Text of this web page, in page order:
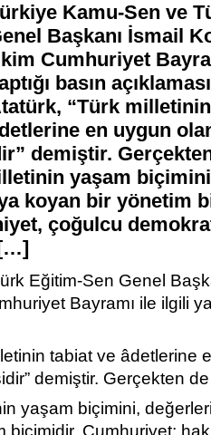
Kamu-Sen ve
Başkanı İsmail
Cumhuriyet
basın
“Türk
en uygun
demiştir.
yaşam
koyan bir yönetim
çoğulcu
[…]
Eğitim-Sen Genel
Bayramı ile ilgili
tabiat ve âdetlerine
demiştir. Gerçekten
yaşam biçimini,
biçimidir. Cumhuriyet;